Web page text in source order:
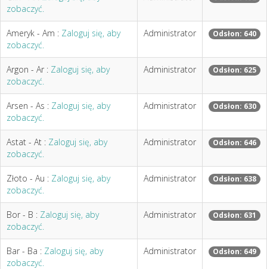
zobaczyć.
Ameryk - Am : Zaloguj się, aby
zobaczyć.
Administrator Odsłon: 640
Argon - Ar : Zaloguj się, aby
zobaczyć.
Administrator Odsłon: 625
Arsen - As : Zaloguj się, aby
zobaczyć.
Administrator Odsłon: 630
Astat - At : Zaloguj się, aby
zobaczyć.
Administrator Odsłon: 646
Złoto - Au : Zaloguj się, aby
zobaczyć.
Administrator Odsłon: 638
Bor - B : Zaloguj się, aby
zobaczyć.
Administrator Odsłon: 631
Bar - Ba : Zaloguj się, aby
zobaczyć.
Administrator Odsłon: 649